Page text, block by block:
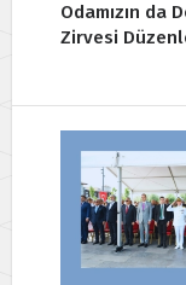
Odamızın da
Zirvesi